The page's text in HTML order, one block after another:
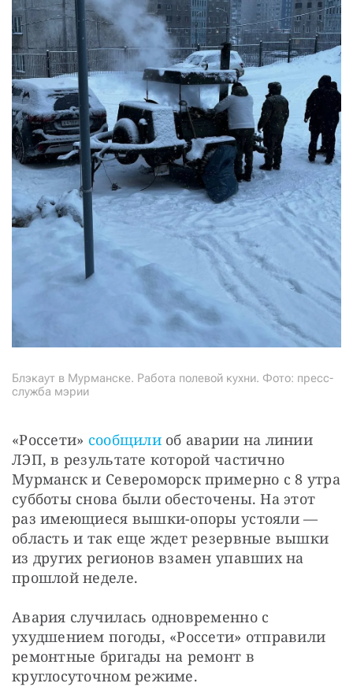
Блэкаут в Мурманске. Работа полевой кухни. Фото: пресс-
служба мэрии
«Россети» сообщили об аварии на линии
ЛЭП, в результате которой частично
Мурманск и Североморск примерно с 8 утра
субботы снова были обесточены. На этот
раз имеющиеся вышки-опоры устояли —
область и так еще ждет резервные вышки
из других регионов взамен упавших на
прошлой неделе.
Авария случилась одновременно с
ухудшением погоды, «Россети» отправили
ремонтные бригады на ремонт в
круглосуточном режиме.